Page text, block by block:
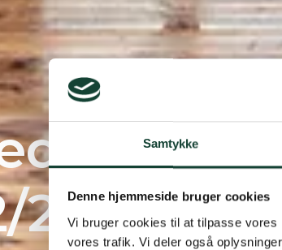
Samtykke
Denne hjemmeside bruger cookies
Vi bruger cookies til at tilpasse
vores trafik. Vi deler også
2023